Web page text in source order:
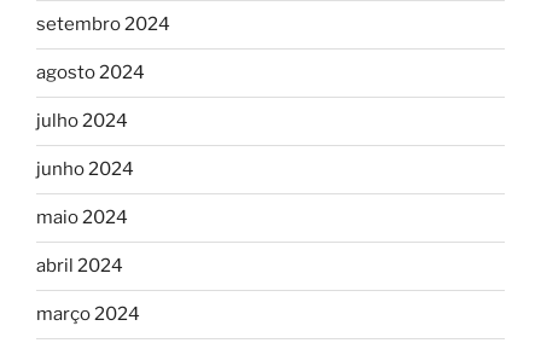
setembro 2024
agosto 2024
julho 2024
junho 2024
maio 2024
abril 2024
março 2024